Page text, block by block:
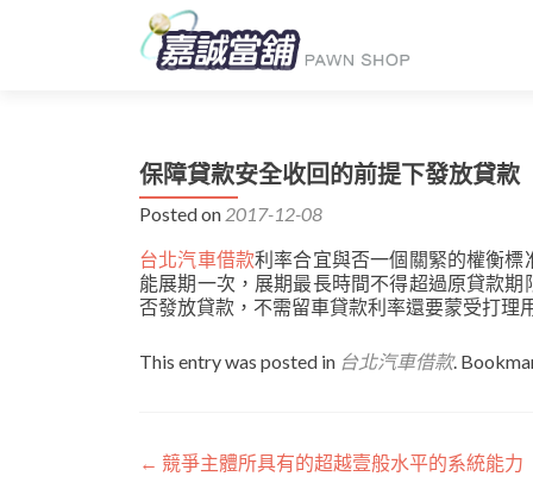
保障貸款安全收回的前提下發放貸款
Posted on 2017-12-08
台北汽車借款利率合宜與否一個關緊的權衡
能展期一次，展期最長時間不得超過原貸款
否發放貸款，不需留車貸款利率還要蒙受打理
This entry was posted in 台北汽車借款.
文
← 競爭主體所具有的超越壹般水平的系統能力